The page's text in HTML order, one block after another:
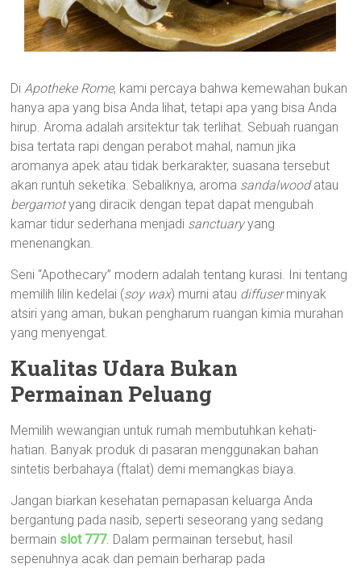
DiApotheke Rome, kami percaya bahwa kemewahan bukan
hanya apa yang bisa Anda lihat, tetapi apa yang bisa Anda
hirup. Aroma adalah arsitektur tak terlihat. Sebuah ruangan
bisa tertata rapi dengan perabot mahal, namun jika
aromanya apek atau tidak berkarakter, suasana tersebut
akan runtuh seketika. Sebaliknya, aroma sandalwoodatau
bergamotyang diracik dengan tepat dapat mengubah
kamar tidur sederhana menjadi sanctuaryyang
menenangkan.
Seni “Apothecary” modern adalah tentang kurasi. Ini tentang
memilih lilin kedelai (soy wax) murni atau diffuserminyak
atsiri yang aman, bukan pengharum ruangan kimia murahan
yang menyengat.
Kualitas Udara Bukan
Permainan Peluang
Memilih wewangian untuk rumah membutuhkan kehati-
hatian. Banyak produk di pasaran menggunakan bahan
sintetis berbahaya (ftalat) demi memangkas biaya.
Jangan biarkan kesehatan pernapasan keluarga Anda
bergantung pada nasib, seperti seseorang yang sedang
bermain slot 777. Dalam permainan tersebut, hasil
sepenuhnya acak dan pemain berharap pada